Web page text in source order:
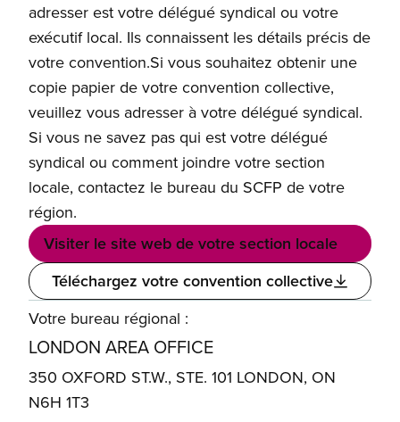
adresser est votre délégué syndical ou votre
exécutif local. Ils connaissent les détails précis de
votre convention.Si vous souhaitez obtenir une
copie papier de votre convention collective,
veuillez vous adresser à votre délégué syndical.
Si vous ne savez pas qui est votre délégué
syndical ou comment joindre votre section
locale, contactez le bureau du SCFP de votre
région.
Visiter le site web de votre section locale
Téléchargez votre convention collective
Votre bureau régional :
LONDON AREA OFFICE
350 OXFORD ST.W., STE. 101 LONDON, ON
N6H 1T3